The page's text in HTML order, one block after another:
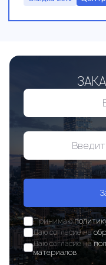
Принимаю
Даю согласие на
Даю согласие на
материалов